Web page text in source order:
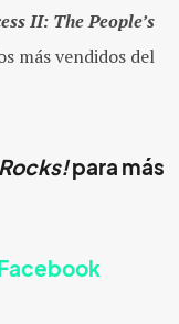
II: The People’s
más vendidos del
para más
Facebook